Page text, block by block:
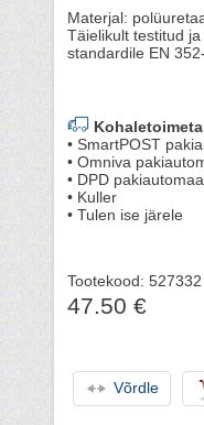
Materjal:
Täielikult testitud
standardile EN
• SmartPOST
• Omniva
• DPD
• Kuller
• Tulen ise järele
Tootekood: 527332
47.50 €
Võrdle